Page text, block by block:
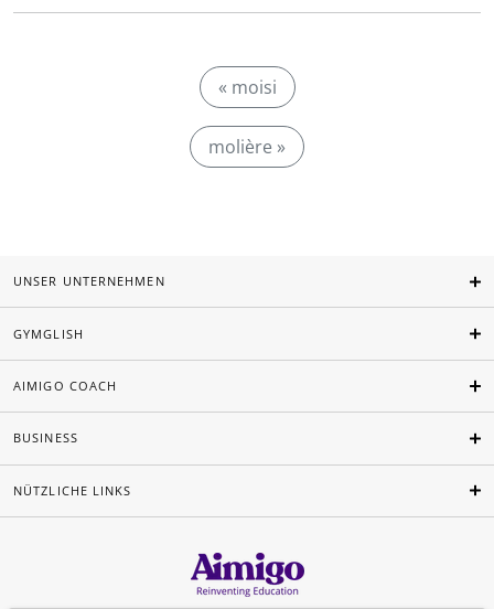
« moisi
molière »
UNSER UNTERNEHMEN
GYMGLISH
AIMIGO COACH
BUSINESS
NÜTZLICHE LINKS